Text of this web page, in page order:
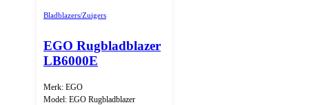
Bladblazers/Zuigers
EGO Rugbladblazer
LB6000E
Merk: EGO
Model: EGO Rugbladblazer